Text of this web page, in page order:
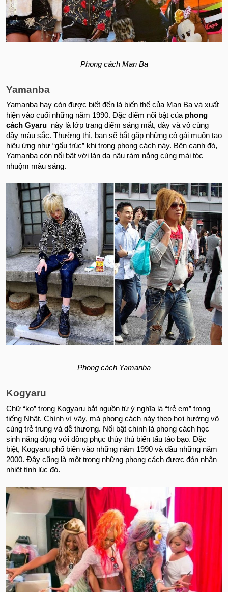
Phong cách Man Ba
Yamanba
Yamanba hay còn được biết đến là biến thể của Man Ba và xuất
hiện vào cuối những năm 1990. Đặc điểm nổi bật của phong
cách Gyaru này là lớp trang điểm sáng mắt, dày và vô cùng
đầy màu sắc. Thường thì, bạn sẽ bắt gặp những cô gái muốn tạo
hiệu ứng như “gấu trúc” khi trong phong cách này. Bên cạnh đó,
Yamanba còn nổi bật với làn da nâu rám nắng cùng mái tóc
nhuộm màu sáng.
Phong cách Yamanba
Kogyaru
Chữ “ko” trong Kogyaru bắt nguồn từ ý nghĩa là “trẻ em” trong
tiếng Nhật. Chính vì vậy, mà phong cách này theo hơi hướng vô
cùng trẻ trung và dễ thương. Nổi bật chính là phong cách học
sinh năng động với đồng phục thủy thủ biến tấu táo bạo. Đặc
biệt, Kogyaru phổ biến vào những năm 1990 và đầu những năm
2000. Đây cũng là một trong những phong cách được đón nhận
nhiệt tình lúc đó.